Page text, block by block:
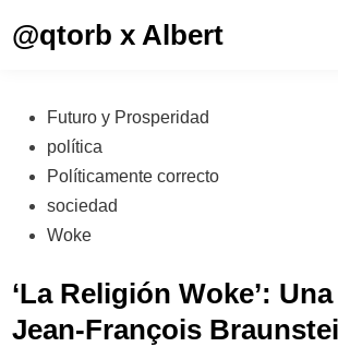
@qtorb x Albert
Publicado
en
Futuro y Prosperidad
política
Políticamente correcto
sociedad
Woke
‘La Religión Woke’:
Jean-François